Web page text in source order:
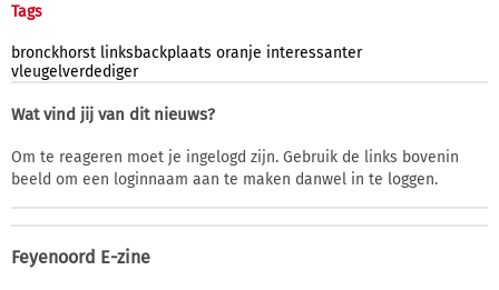
Tags
bronckhorst linksbackplaats oranje interessanter
vleugelverdediger
Wat vind jij van dit nieuws?
Om te reageren moet je ingelogd zijn. Gebruik de links bovenin
beeld om een loginnaam aan te maken danwel in te loggen.
Feyenoord E-zine